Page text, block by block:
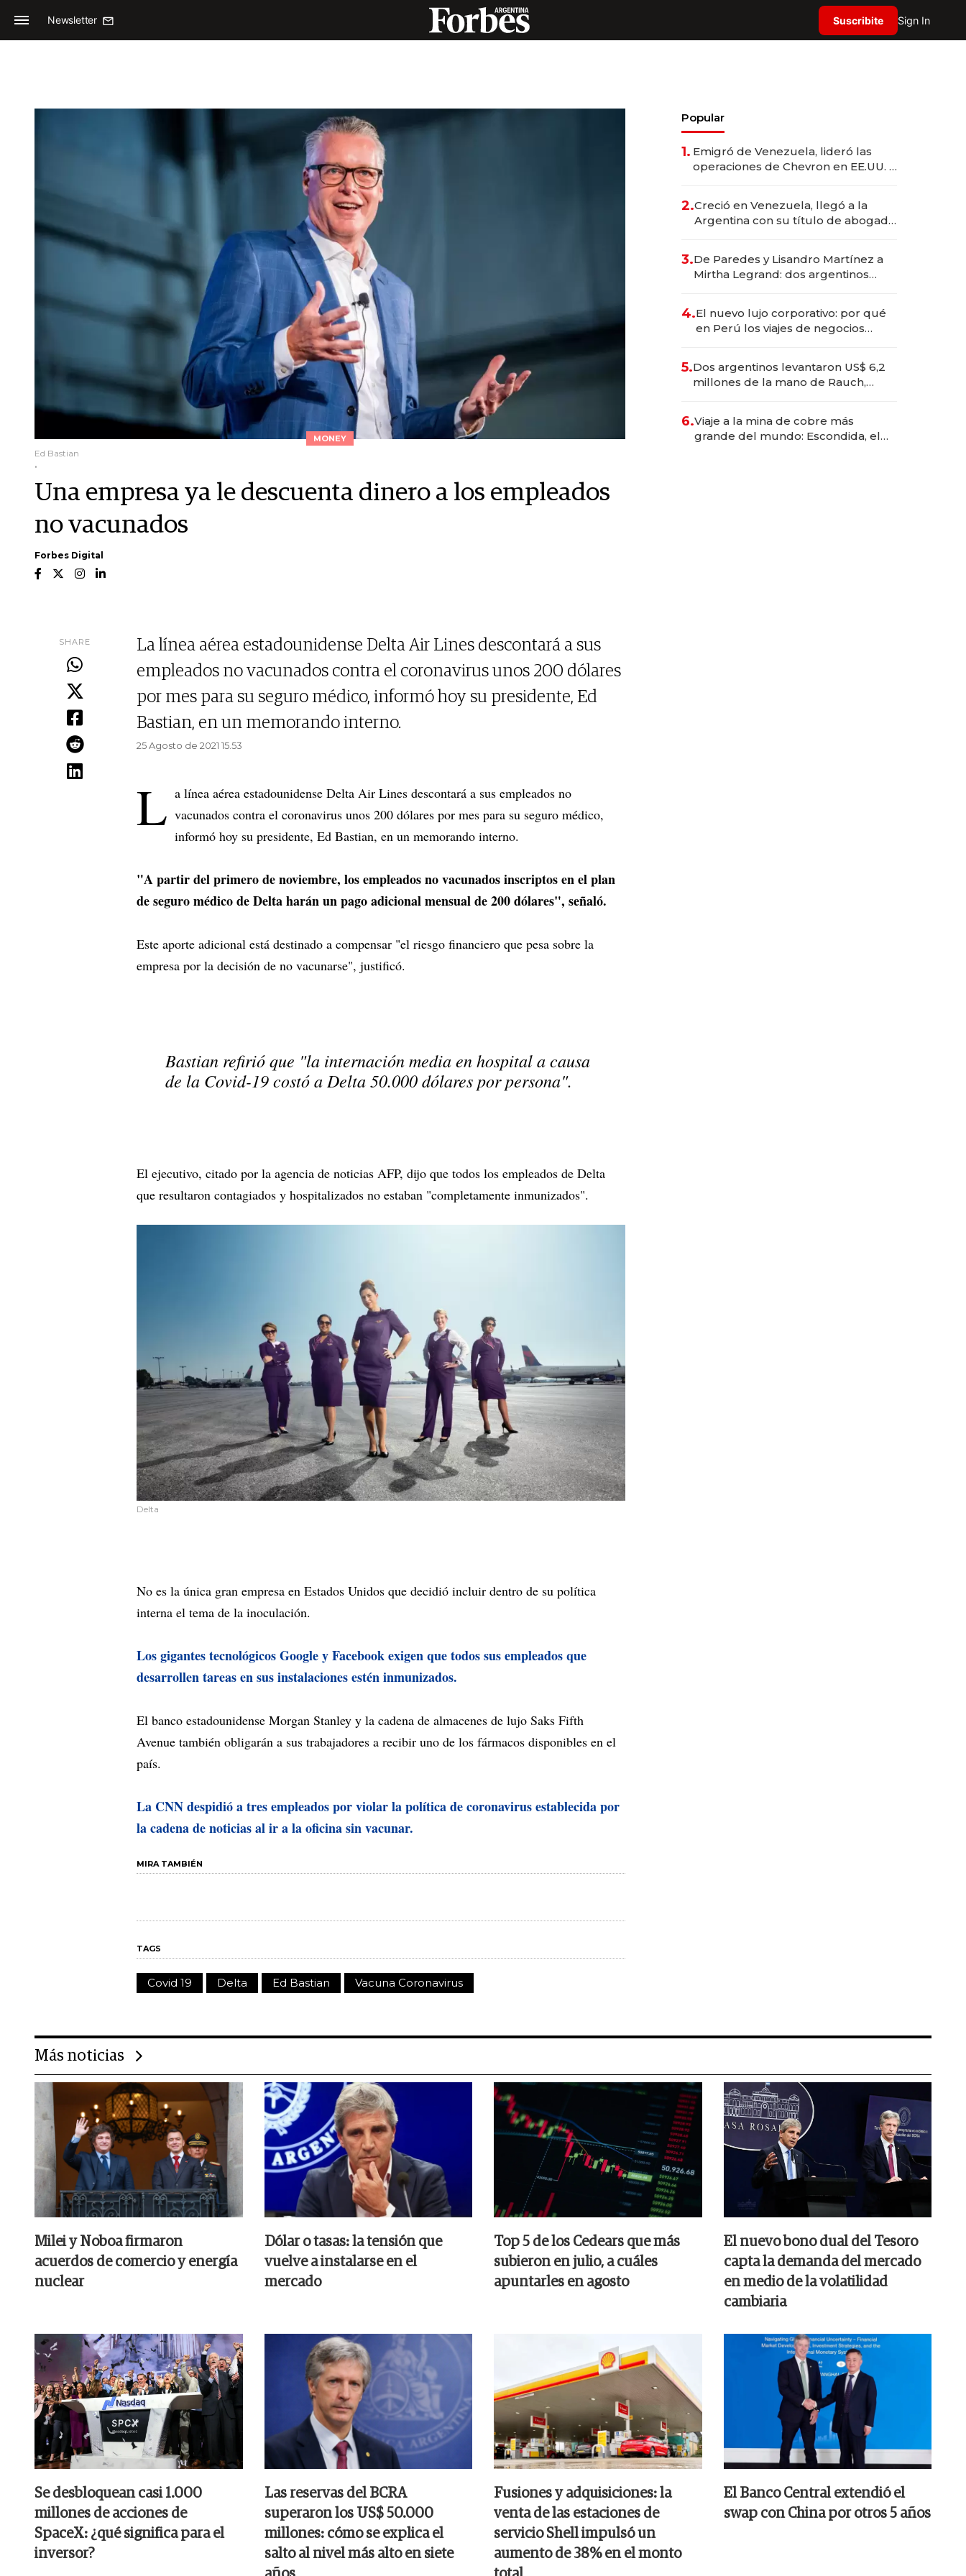
Newsletter Suscribite Sign In
MONEY
Ed Bastian
.
Una empresa ya le descuenta dinero a los empleados
no vacunados
Forbes Digital
SHARE
La línea aérea estadounidense Delta Air Lines descontará a sus
empleados no vacunados contra el coronavirus unos 200 dólares
por mes para su seguro médico, informó hoy su presidente, Ed
Bastian, en un memorando interno.
25 Agosto de 2021 15.53
L a línea aérea estadounidense Delta Air Lines descontará a sus empleados no
vacunados contra el coronavirus unos 200 dólares por mes para su seguro médico,
informó hoy su presidente, Ed Bastian, en un memorando interno.
"A partir del primero de noviembre, los empleados no vacunados inscriptos en el plan
de seguro médico de Delta harán un pago adicional mensual de 200 dólares", señaló.
Este aporte adicional está destinado a compensar "el riesgo financiero que pesa sobre la
empresa por la decisión de no vacunarse", justificó.
Bastian refirió que "la internación media en hospital a causa
de la Covid-19 costó a Delta 50.000 dólares por persona".
El ejecutivo, citado por la agencia de noticias AFP, dijo que todos los empleados de Delta
que resultaron contagiados y hospitalizados no estaban "completamente inmunizados".
Delta
No es la única gran empresa en Estados Unidos que decidió incluir dentro de su política
interna el tema de la inoculación.
Los gigantes tecnológicos Google y Facebook exigen que todos sus empleados que
desarrollen tareas en sus instalaciones estén inmunizados.
El banco estadounidense Morgan Stanley y la cadena de almacenes de lujo Saks Fifth
Avenue también obligarán a sus trabajadores a recibir uno de los fármacos disponibles en el
país.
La CNN despidió a tres empleados por violar la política de coronavirus establecida por
la cadena de noticias al ir a la oficina sin vacunar.
MIRA TAMBIÉN
TAGS
Covid 19 Delta Ed Bastian Vacuna Coronavirus
Popular
1. Emigró de Venezuela, lideró las
operaciones de Chevron en EE.UU. y
2.Creció en Venezuela, llegó a la
Argentina con su título de abogado
marcas "fast premium"
3.De Paredes y Lisandro Martínez a
Mirtha Legrand: dos argentinos
4.El nuevo lujo corporativo: por qué
en Perú los viajes de negocios
transformadoras
5.Dos argentinos levantaron US$ 6,2
millones de la mano de Rauch,
6.Viaje a la mina de cobre más
grande del mundo: Escondida, el
Más noticias
Milei y Noboa firmaron
acuerdos de comercio y energía
nuclear
Dólar o tasas: la tensión que
vuelve a instalarse en el
mercado
Top 5 de los Cedears que más
subieron en julio, a cuáles
apuntarles en agosto
El nuevo bono dual del Tesoro
capta la demanda del mercado
en medio de la volatilidad
cambiaria
Se desbloquean casi 1.000
millones de acciones de
SpaceX: ¿qué significa para el
inversor?
Las reservas del BCRA
superaron los US$ 50.000
millones: cómo se explica el
salto al nivel más alto en siete
Fusiones y adquisiciones: la
venta de las estaciones de
servicio Shell impulsó un
aumento de 38% en el monto
El Banco Central extendió el
swap con China por otros 5 años